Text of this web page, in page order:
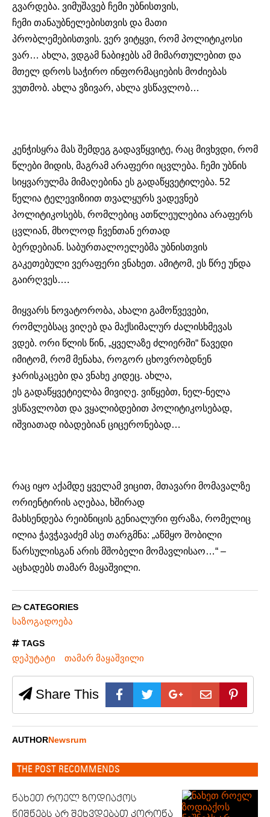
გვარდება. ვიმუშავებ ჩემი უბნისთვის,
ჩემი თანაუბნელებისთვის და მათი
პრობლემებისთვის. ვერ ვიტყვი, რომ პოლიტიკოსი
ვარ… ახლა, ვდგამ ნაბიჯებს ამ მიმართულებით და
მთელ დროს საჭირო ინფორმაციების მოძიებას
ვუთმობ. ახლა ვზივარ, ახლა ვსწავლობ…
კენჭისყრა მას შემდეგ გადავწყვიტე, რაც მივხვდი, რომ
წლები მიდის, მაგრამ არაფერი იცვლება. ჩემი უბნის
სიყვარულმა მიმაღებინა ეს გადაწყვეტილება. 52
წელია ტელევიზიით თვალყურს ვადევნებ
პოლიტიკოსებს, რომლებიც ათწლეულებია არაფერს
ცვლიან, მხოლოდ ჩვენთან ერთად
ბერდებიან. საბურთალოელებმა უბნისთვის
გაკეთებული ვერაფერი ვნახეთ. ამიტომ, ეს წრე უნდა
გაირღვეს….
მიყვარს ნოვატორობა, ახალი გამოწვევები,
რომლებსაც ვიღებ და მაქსიმალურ ძალისხმევას
ვდებ. ორი წლის წინ, „ყველაზე ძლიერში“ წავედი
იმიტომ, რომ მენახა, როგორ ცხოვრობდნენ
ჯარისკაცები და ვნახე კიდეც. ახლა,
ეს გადაწყვეტიელბა მივიღე. ვიწყებთ, ნელ-ნელა
ვსწავლობთ და ვყალიბდებით პოლიტიკოსებად,
იშვიათად იბადებიან ციცერონებად…
რაც იყო აქამდე ყველამ ვიცით, მთავარი მომავალზე
ორიენტირის აღებაა, ხშირად
მახსენდება რეიბნიცის გენიალური ფრაზა, რომელიც
ილია ჭავჭავაძემ ასე თარგმნა: „აწმყო შობილი
წარსულისგან არის მშობელი მომავლისაო…“ –
აცხადებს თამარ მაყაშვილი.
CATEGORIES
საზოგადოება
TAGS
დეპუტატი თამარ მაყაშვილი
Share This
AUTHORNewsrum
THE POST RECOMMENDS
ნახეთ როელ ზოდიაქოს
ნიშნებს არ შეხვდებათ კორონა